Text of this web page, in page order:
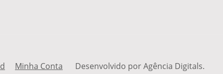
Minha Conta Desenvolvido por Agência Digitals.